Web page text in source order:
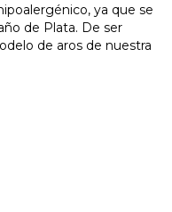
ya que se
de Plata. De ser
de aros de nuestra